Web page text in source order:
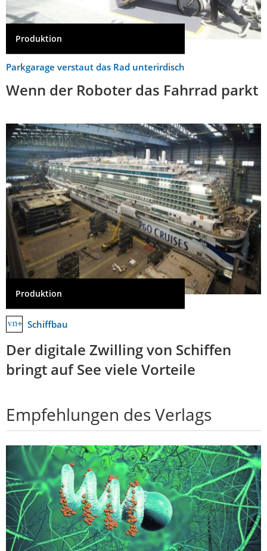
Produktion
Parkgarage verstaut das Rad unterirdisch
Wenn der Roboter das Fahrrad parkt
Produktion
Schiffbau
Der digitale Zwilling von Schiffen
bringt auf See viele Vorteile
Empfehlungen des Verlags